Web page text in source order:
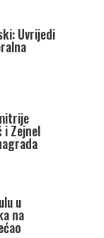
Uvrijedi
i Zejnel
u
na